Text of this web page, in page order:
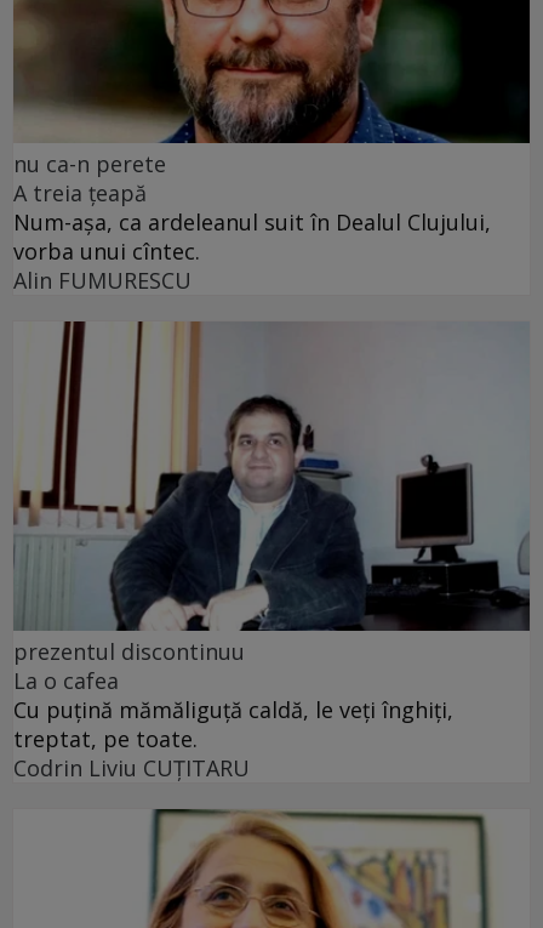
nu ca-n perete
A treia țeapă
Num-așa, ca ardeleanul suit în Dealul Clujului,
vorba unui cîntec.
Alin FUMURESCU
prezentul discontinuu
La o cafea
Cu puţină mămăliguţă caldă, le veţi înghiţi,
treptat, pe toate.
Codrin Liviu CUŢITARU